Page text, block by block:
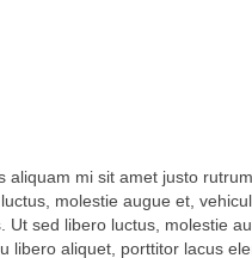
mi sit amet justo
molestie augue et,
sed libero luctus, molestie
libero aliquet, porttitor lacus